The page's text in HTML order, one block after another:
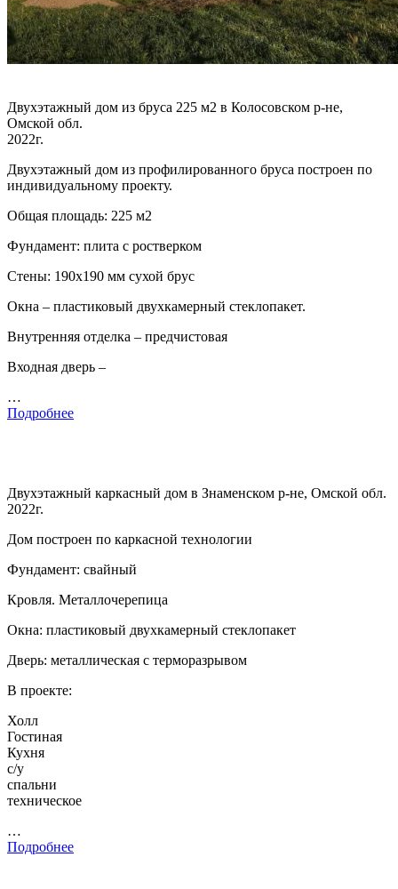
Двухэтажный дом из бруса 225 м2 в Колосовском р-не,
Омской обл.
2022г.
Двухэтажный дом из профилированного бруса построен по
индивидуальному проекту.
Общая площадь: 225 м2
Фундамент: плита с ростверком
Стены: 190х190 мм сухой брус
Окна – пластиковый двухкамерный стеклопакет.
Внутренняя отделка – предчистовая
Входная дверь –
…
Подробнее
Двухэтажный каркасный дом в Знаменском р-не, Омской обл.
2022г.
Дом построен по каркасной технологии
Фундамент: свайный
Кровля. Металлочерепица
Окна: пластиковый двухкамерный стеклопакет
Дверь: металлическая с терморазрывом
В проекте:
Холл
Гостиная
Кухня
с/у
спальни
техническое
…
Подробнее